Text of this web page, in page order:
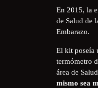
En 2015, la
de Salud de
Embarazo.
El kit poseía
termómetro
área de
mismo sea